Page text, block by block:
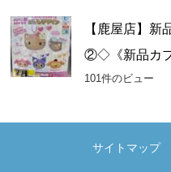
【鹿屋店】新
②◇《新品カ
101件のビュー
サイトマップ